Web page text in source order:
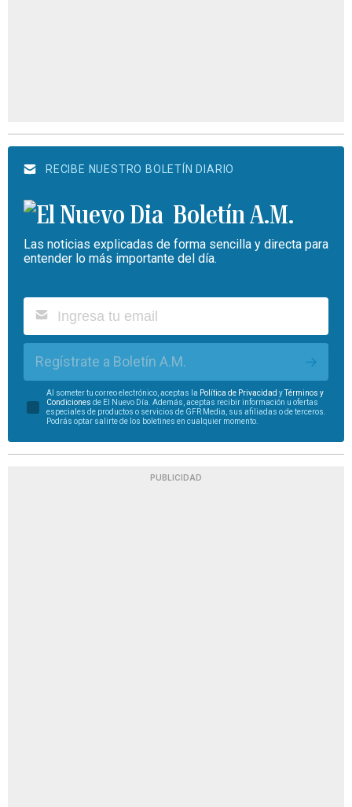
RECIBE NUESTRO BOLETÍN DIARIO
Boletín A.M.
Las noticias explicadas de forma sencilla y directa para
entender lo más importante del día.
Regístrate a Boletín A.M.
Al someter tu correo electrónico, aceptas la Política de Privacidad yTérminos y
Condiciones de El Nuevo Día. Además, aceptas recibir información u ofertas
especiales de productos o servicios de GFR Media, sus afiliadas o de terceros.
Podrás optar salirte de los boletines en cualquier momento.
PUBLICIDAD